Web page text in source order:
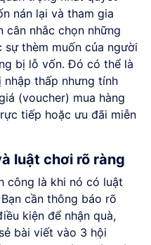
nán lại và tham gia
cân nhắc chọn những
thèm muốn của người
bị lỗ vốn. Đó có thể là
thấp nhưng tính
(voucher) mua hàng
tiếp hoặc ưu đãi miễn
luật chơi rõ ràng
công là khi nó có luật
cần thông báo rõ
kiện để nhận quà,
bài viết vào 3 hội